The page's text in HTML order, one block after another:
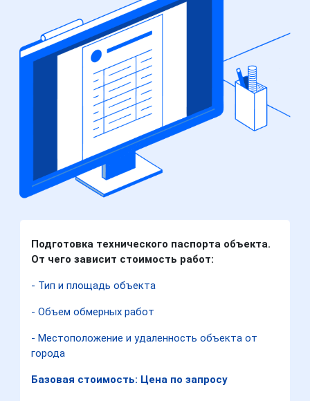
Подготовка технического паспорта объекта.
От чего зависит стоимость работ:
- Тип и площадь объекта
- Объем обмерных работ
- Местоположение и удаленность объекта от
города
Базовая стоимость: Цена по запросу